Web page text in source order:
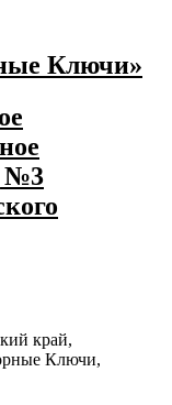
Ключи»
№3
край,
Ключи,